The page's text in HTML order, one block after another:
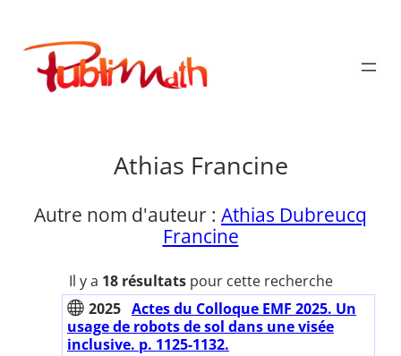
contenu
Publimath
Athias Francine
Autre nom d'auteur : Athias Dubreucq
Francine
Il y a 18 résultatspour cette recherche
2025 Actes du Colloque EMF 2025. Un
usage de robots de sol dans une visée
inclusive. p. 1125-1132.